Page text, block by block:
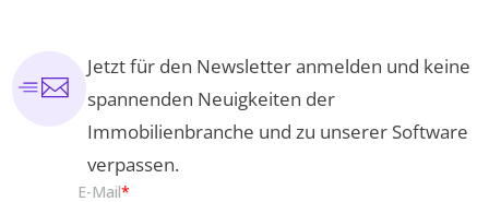
Jetzt für den Newsletter anmelden und keine
spannenden Neuigkeiten der
Immobilienbranche und zu unserer Software
verpassen.